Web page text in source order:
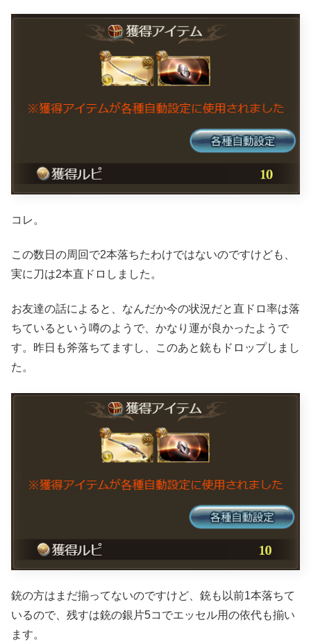
コレ。
この数日の周回で2本落ちたわけではないのですけども、
実に刀は2本直ドロしました。
お友達の話によると、なんだか今の状況だと直ドロ率は落
ちているという噂のようで、かなり運が良かったようで
す。昨日も斧落ちてますし、このあと銃もドロップしまし
た。
銃の方はまだ揃ってないのですけど、銃も以前1本落ちて
いるので、残すは銃の銀片5コでエッセル用の依代も揃い
ます。